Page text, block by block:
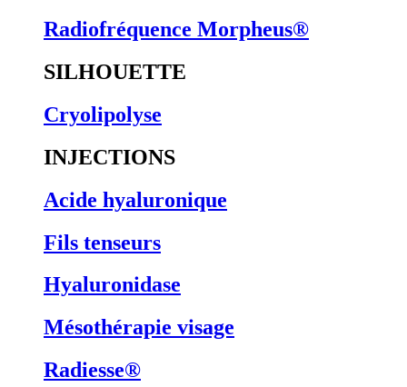
Radiofréquence Morpheus®
SILHOUETTE
Cryolipolyse
INJECTIONS
Acide hyaluronique
Fils tenseurs
Hyaluronidase
Mésothérapie visage
Radiesse®